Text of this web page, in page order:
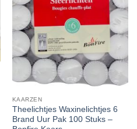
KAARZEN
Theelichtjes Waxinelichtjes 6
Brand Uur Pak 100 Stuks –